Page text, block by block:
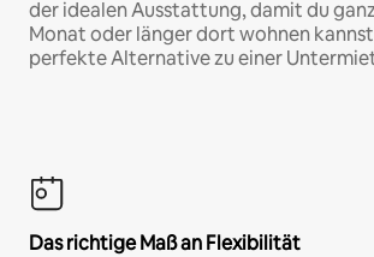
der idealen Ausstattung, damit du
Monat oder länger dort wohnen
perfekte Alternative zu einer
Das richtige Maß an Flexibilität